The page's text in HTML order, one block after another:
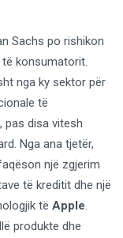
Sachs po rishikon
konsumatorit.
nga ky sektor për
të
pas disa vitesh
Nga ana tjetër,
një zgjerim
të kreditit dhe një
të Apple.
produkte dhe